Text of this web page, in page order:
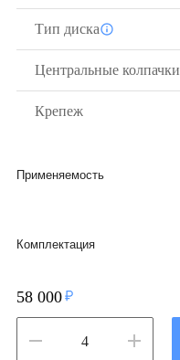
Тип диска
Центральные колпачки
Крепеж
Применяемость
Комплектация
58 000